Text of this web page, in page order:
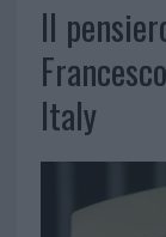
Il
Italy